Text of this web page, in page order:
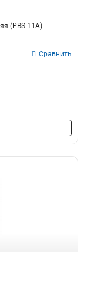
(PBS-11А)
Сравнить